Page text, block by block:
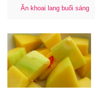
Ăn khoai lang buổi sáng